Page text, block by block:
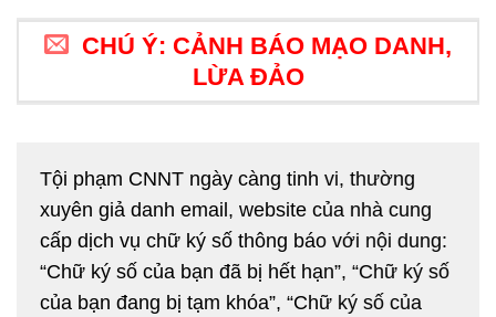
CHÚ Ý: CẢNH BÁO MẠO DANH,
LỪA ĐẢO
Tội phạm CNNT ngày càng tinh vi, thường
xuyên giả danh email, website của nhà cung
cấp dịch vụ chữ ký số thông báo với nội dung:
“Chữ ký số của bạn đã bị hết hạn”, “Chữ ký số
của bạn đang bị tạm khóa”, “Chữ ký số của